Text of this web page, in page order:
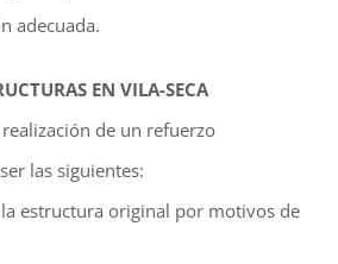
adecuada.
EN VILA-SECA
de un refuerzo
las siguientes:
estructura original por motivos de